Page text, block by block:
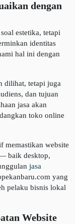
dengan
estetika, tetapi
identitas
hal ini dengan
dilihat, tetapi juga
dan tujuan
jasa akan
toko online
memastikan website
baik desktop,
jasa
yang
pelaku bisnis lokal
Website